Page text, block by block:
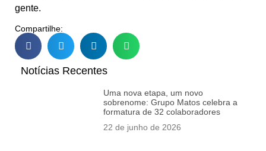
gente.
Compartilhe:
Notícias Recentes
Uma nova etapa, um novo
sobrenome: Grupo Matos celebra a
formatura de 32 colaboradores
22 de junho de 2026